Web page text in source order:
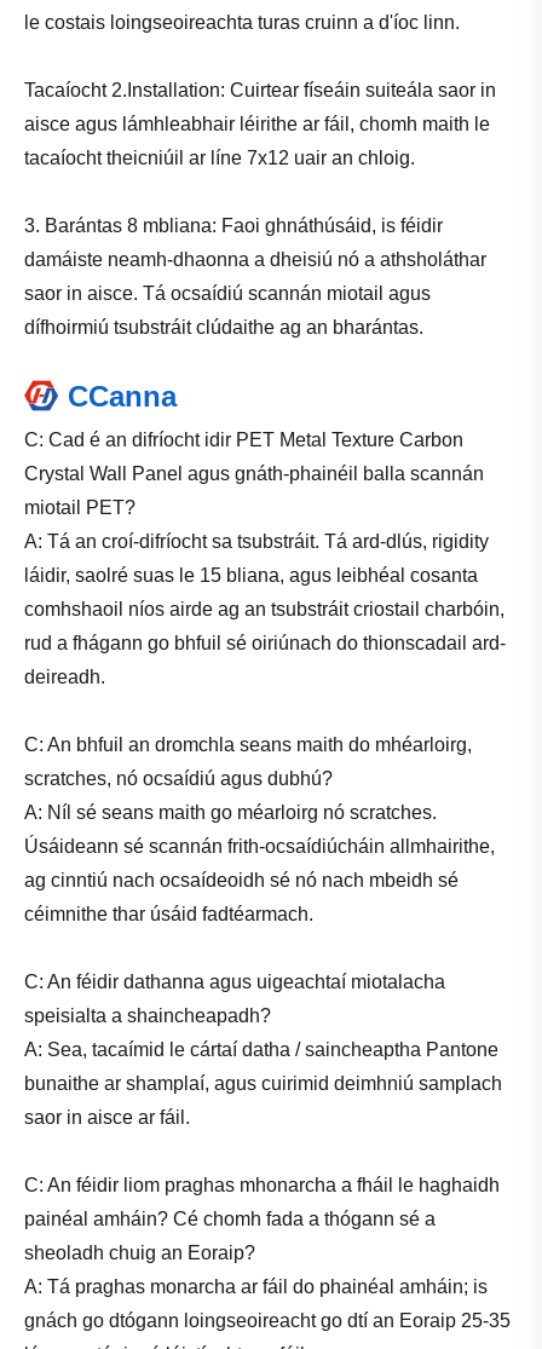
le costais loingseoireachta turas cruinn a d'íoc linn.
Tacaíocht 2.Installation: Cuirtear físeáin suiteála saor in
aisce agus lámhleabhair léirithe ar fáil, chomh maith le
tacaíocht theicniúil ar líne 7x12 uair an chloig.
3. Barántas 8 mbliana: Faoi ghnáthúsáid, is féidir
damáiste neamh-dhaonna a dheisiú nó a athsholáthar
saor in aisce. Tá ocsaídiú scannán miotail agus
dífhoirmiú tsubstráit clúdaithe ag an bharántas.
CCanna
C: Cad é an difríocht idir PET Metal Texture Carbon
Crystal Wall Panel agus gnáth-phainéil balla scannán
miotail PET?
A: Tá an croí-difríocht sa tsubstráit. Tá ard-dlús, rigidity
láidir, saolré suas le 15 bliana, agus leibhéal cosanta
comhshaoil ​​níos airde ag an tsubstráit criostail charbóin,
rud a fhágann go bhfuil sé oiriúnach do thionscadail ard-
deireadh.
C: An bhfuil an dromchla seans maith do mhéarloirg,
scratches, nó ocsaídiú agus dubhú?
A: Níl sé seans maith go méarloirg nó scratches.
Úsáideann sé scannán frith-ocsaídiúcháin allmhairithe,
ag cinntiú nach ocsaídeoidh sé nó nach mbeidh sé
céimnithe thar úsáid fadtéarmach.
C: An féidir dathanna agus uigeachtaí miotalacha
speisialta a shaincheapadh?
A: Sea, tacaímid le cártaí datha / saincheaptha Pantone
bunaithe ar shamplaí, agus cuirimid deimhniú samplach
saor in aisce ar fáil.
C: An féidir liom praghas mhonarcha a fháil le haghaidh
painéal amháin? Cé chomh fada a thógann sé a
sheoladh chuig an Eoraip?
A: Tá praghas monarcha ar fáil do phainéal amháin; is
gnách go dtógann loingseoireacht go dtí an Eoraip 25-35